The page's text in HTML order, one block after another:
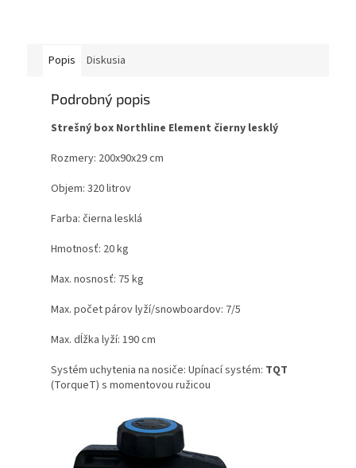
Popis Diskusia
Podrobný popis
Strešný box Northline Element čierny lesklý
Rozmery: 200x90x29 cm
Objem: 320 litrov
Farba: čierna lesklá
Hmotnosť: 20 kg
Max. nosnosť: 75 kg
Max. počet párov lyží/snowboardov: 7/5
Max. dĺžka lyží: 190 cm
Systém uchytenia na nosiče: Upínací systém: TQT
(TorqueT) s momentovou ružicou